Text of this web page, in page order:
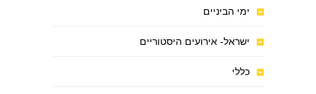
ימי הביניים
ישראל- אירועים היסטוריים
כללי